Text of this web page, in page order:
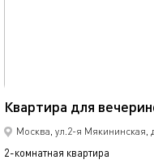
Квартира для
Москва, ул.2-я Мякининская,
2-комнатная квартира